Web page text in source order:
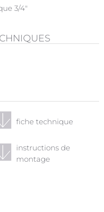
3/4"
fiche technique
instructions de
montage